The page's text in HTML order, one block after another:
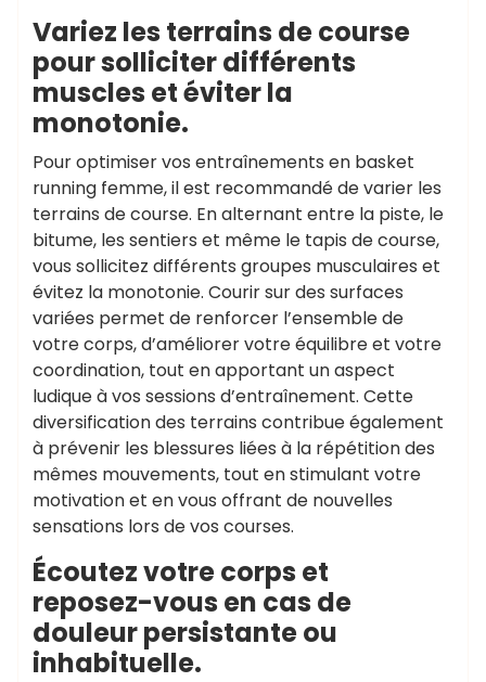
Variez les terrains de course
pour solliciter différents
muscles et éviter la
monotonie.
Pour optimiser vos entraînements en basket
running femme, il est recommandé de varier les
terrains de course. En alternant entre la piste, le
bitume, les sentiers et même le tapis de course,
vous sollicitez différents groupes musculaires et
évitez la monotonie. Courir sur des surfaces
variées permet de renforcer l’ensemble de
votre corps, d’améliorer votre équilibre et votre
coordination, tout en apportant un aspect
ludique à vos sessions d’entraînement. Cette
diversification des terrains contribue également
à prévenir les blessures liées à la répétition des
mêmes mouvements, tout en stimulant votre
motivation et en vous offrant de nouvelles
sensations lors de vos courses.
Écoutez votre corps et
reposez-vous en cas de
douleur persistante ou
inhabituelle.